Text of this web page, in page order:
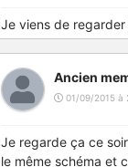
Je viens de
Ancien
01/09/2015 à
Je regarde ça ce
le même schéma et